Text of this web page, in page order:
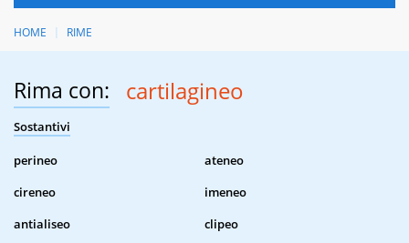
HOME RIME
Rima con: cartilagineo
Sostantivi
perineo
ateneo
cireneo
imeneo
antialiseo
clipeo